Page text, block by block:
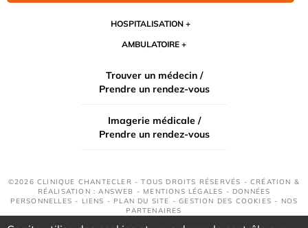
HOSPITALISATION
AMBULATOIRE
Trouver un médecin /
Prendre un rendez-vous
Imagerie médicale /
Prendre un rendez-vous
©2026 CLINIQUE CHANTECLER - TOUS DROITS RÉSERVÉS - CRÉATION &
RÉALISATION : ANSWEB - MENTIONS LÉGALES - DONNÉES
PERSONNELLES - LIENS - PLAN DU SITE -GESTION DES COOKIES - NOS
PARTENAIRES